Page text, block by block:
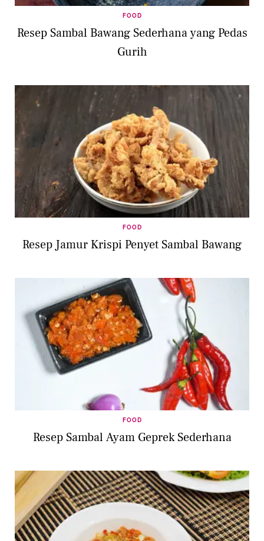
FOOD
Resep Sambal Bawang Sederhana yang Pedas
Gurih
FOOD
Resep Jamur Krispi Penyet Sambal Bawang
FOOD
Resep Sambal Ayam Geprek Sederhana